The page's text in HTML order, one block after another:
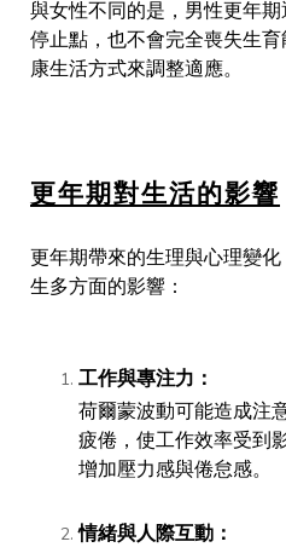
與女性不同的是，男性更年
停止點，也不會完全喪失生
康生活方式來調整適應。
更年期對生活的影響
更年期帶來的生理與心理變
生多方面的影響：
工作與專注力：
荷爾蒙波動可能造成注
疲倦，使工作效率受到
增加壓力感與倦怠感。
情緒與人際互動：